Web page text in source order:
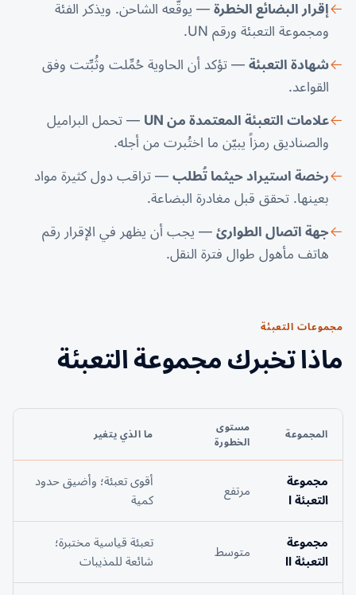
إقرار البضائع الخطرة — يوقّعه الشاحن. ويذكر الفئة
ومجموعة التعبئة ورقم UN.
شهادة التعبئة — تؤكد أن الحاوية حُمِّلت وثُبِّتت وفق
القواعد.
علامات التعبئة المعتمدة من UN
— تحمل البراميل
والصناديق رمزاً يبيّن ما اختُبرت من أجله.
رخصة استيراد حيثما تُطلب — تراقب دول كثيرة مواد
بعينها. تحقق قبل مغادرة البضاعة.
جهة اتصال الطوارئ — يجب أن يظهر في الإقرار رقم
هاتف مأهول طوال فترة النقل.
مجموعات التعبئة
ماذا تخبرك مجموعة التعبئة
المجموعة
مستوى
الخطورة
ما الذي يتغير
مجموعة
التعبئة I
مرتفع
أقوى تعبئة؛ وأضيق حدود
كمية
مجموعة
التعبئة II
متوسط
تعبئة قياسية مختبرة؛
شائعة للمذيبات